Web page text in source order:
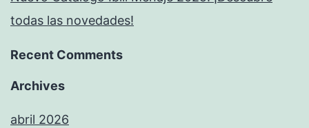
todas las novedades!
Recent Comments
Archives
abril 2026